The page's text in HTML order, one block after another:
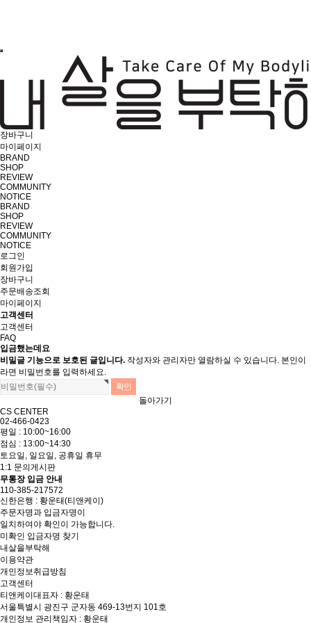
장바구니
마이페이지
BRAND
SHOP
REVIEW
COMMUNITY
NOTICE
BRAND
SHOP
REVIEW
COMMUNITY
NOTICE
로그인
회원가입
장바구니
주문배송조회
마이페이지
고객센터
고객센터
FAQ
입금했는데요
비밀글 기능으로 보호된 글입니다. 작성자와 관리자만 열람하실 수 있습니다. 본인이
라면 비밀번호를 입력하세요.
돌아가기
CS CENTER
02-466-0423
평일 : 10:00~16:00
점심 : 13:00~14:30
토요일, 일요일, 공휴일 휴무
1:1 문의게시판
무통장 입금 안내
110-385-217572
신한은행 : 황운태(티앤케이)
주문자명과 입금자명이
일치하여야 확인이 가능합니다.
미확인 입금자명 찾기
내살을부탁해
이용약관
개인정보취급방침
고객센터
티앤케이 대표자 : 황운태
서울특별시 광진구 군자동 469-13번지 101호
개인정보 관리책임자 : 황운태